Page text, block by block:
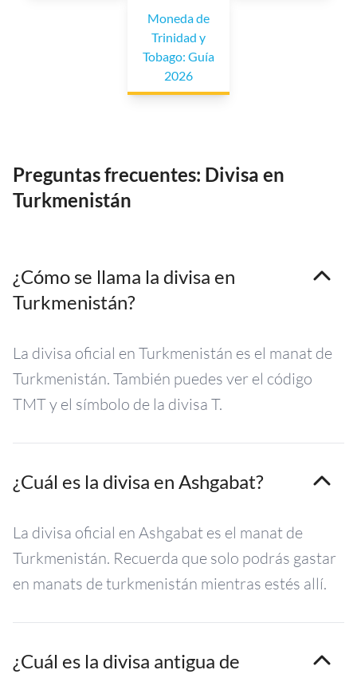
Moneda de
Trinidad y
Tobago: Guía
2026
Preguntas frecuentes: Divisa en
Turkmenistán
¿Cómo se llama la divisa en
Turkmenistán?
La divisa oficial en Turkmenistán es el manat de
Turkmenistán. También puedes ver el código
TMT y el símbolo de la divisa T.
¿Cuál es la divisa en Ashgabat?
La divisa oficial en Ashgabat es el manat de
Turkmenistán. Recuerda que solo podrás gastar
en manats de turkmenistán mientras estés allí.
¿Cuál es la divisa antigua de